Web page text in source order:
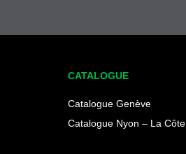
CATALOGUE
Catalogue Genève
Catalogue Nyon – La Côte